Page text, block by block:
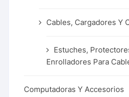
Cables, Cargadores Y
Estuches,
Enrolladores Para
Computadoras Y Accesorios